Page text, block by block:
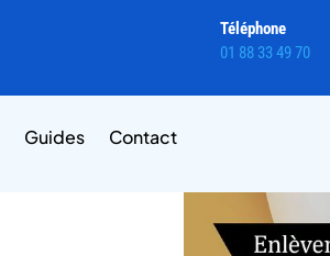
Téléphone
01 88 33 49 70
Guides Contact